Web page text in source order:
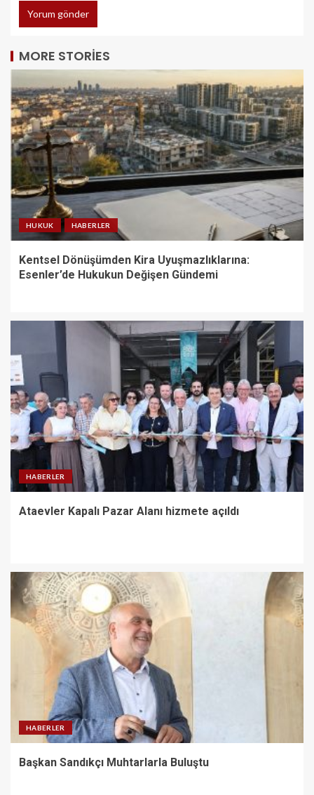
MORE STORIES
HUKUK HABERLER
Kentsel Dönüşümden Kira Uyuşmazlıklarına:
Esenler’de Hukukun Değişen Gündemi
HABERLER
Ataevler Kapalı Pazar Alanı hizmete açıldı
HABERLER
Başkan Sandıkçı Muhtarlarla Buluştu